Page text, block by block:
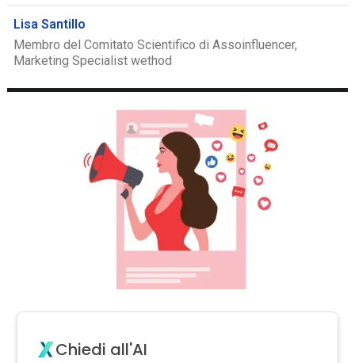
Lisa Santillo
Membro del Comitato Scientifico di Assoinfluencer,
Marketing Specialist wethod
Chiedi all'AI